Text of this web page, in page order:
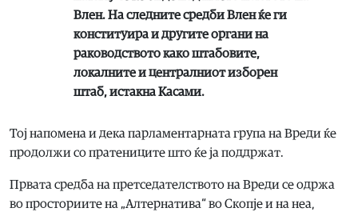
Влен. На следните средби Влен ќе ги
конституира и другите органи на
раководството како штабовите,
локалните и централниот изборен
штаб,истакна Касами.
Тој напомена и дека парламентарната група на Вреди ќе
продолжи со пратениците што ќе ја поддржат.
Првата средба на претседателството на Вреди се одржа
во просториите на „Алтернатива“ во Скопје и на неа,